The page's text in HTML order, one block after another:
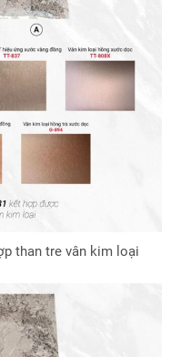
than tre vân kim loại